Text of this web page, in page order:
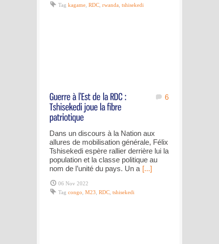
Tag kagame RDC rwanda tshisekedi
6
Dans un discours à la Nation aux
allures de mobilisation générale, Félix
Tshisekedi espère rallier derrière lui la
population et la classe politique au
nom de l’unité du pays. Un a [...]
06 Nov 2022
Tag congo, M23, RDC, tshisekedi